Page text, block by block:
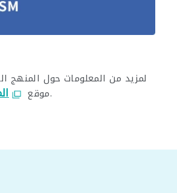
لمزيد من المعلومات حول المنهج
موقع.